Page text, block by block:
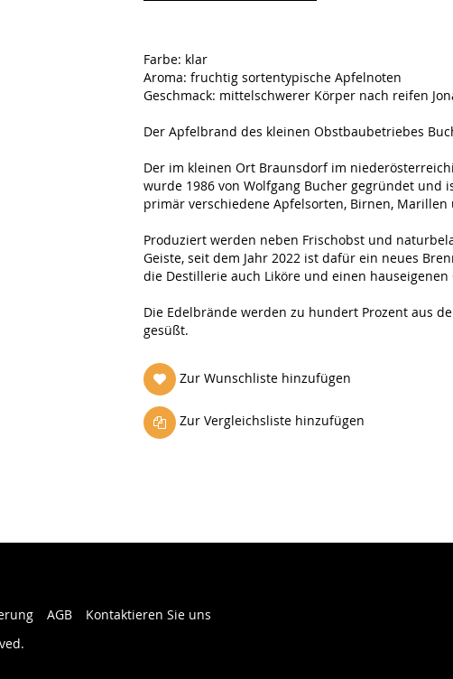
Farbe: klar
Aroma: fruchtig sortentypische Apfelnoten
Geschmack: mittelschwerer Körper nach reifen
Der Apfelbrand des kleinen Obstbaubetriebes
Der im kleinen Ort Braunsdorf im
wurde 1986 von Wolfgang Bucher gegründet und
primär verschiedene Apfelsorten, Birnen, Marillen
Produziert werden neben Frischobst und
Geiste, seit dem Jahr 2022 ist dafür ein neues
die Destillerie auch Liköre und einen hauseigenen
Die Edelbrände werden zu hundert Prozent aus
gesüßt.
Zur Wunschliste hinzufügen
Zur Vergleichsliste hinzufügen
AGB
Kontaktieren Sie uns
.